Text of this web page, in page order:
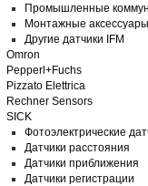
Промышленные
Монтажные аксессуары
Другие датчики IFM
Omron
Pepperl+Fuchs
Pizzato Elettrica
Rechner Sensors
SICK
Фотоэлектрические
Датчики расстояния
Датчики приближения
Датчики регистрации